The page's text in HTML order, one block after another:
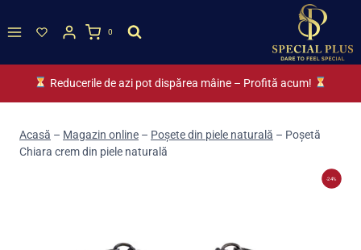
to
0
Reducerile de azi pot dispărea mâine – Profită acum!
Acasă – Magazin online – Poșete din piele naturală – Poșetă
Chiara crem din piele naturală
-24%